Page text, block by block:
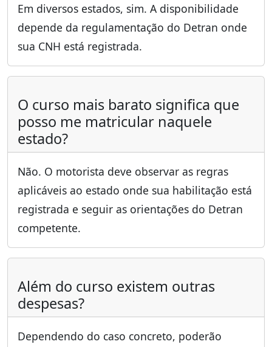
Em diversos estados, sim. A disponibilidade
depende da regulamentação do Detran onde
sua CNH está registrada.
O curso mais barato significa que
posso me matricular naquele
estado?
Não. O motorista deve observar as regras
aplicáveis ao estado onde sua habilitação está
registrada e seguir as orientações do Detran
competente.
Além do curso existem outras
despesas?
Dependendo do caso concreto, poderão